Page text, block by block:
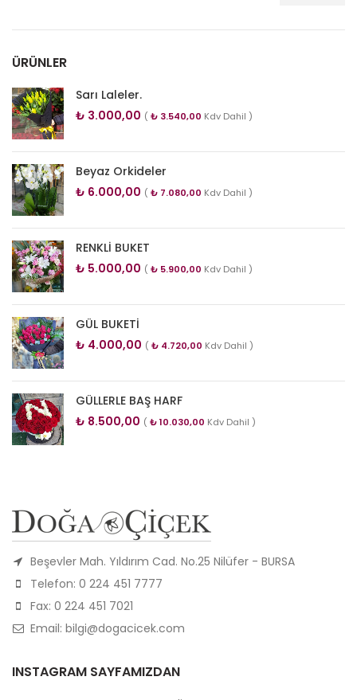
ÜRÜNLER
Sarı Laleler.
₺ 3.000,00 ( ₺ 3.540,00 Kdv Dahil )
Beyaz Orkideler
₺ 6.000,00 ( ₺ 7.080,00 Kdv Dahil )
RENKLİ BUKET
₺ 5.000,00 ( ₺ 5.900,00 Kdv Dahil )
GÜL BUKETİ
₺ 4.000,00 ( ₺ 4.720,00 Kdv Dahil )
GÜLLERLE BAŞ HARF
₺ 8.500,00 ( ₺10.030,00 Kdv Dahil )
Beşevler Mah. Yıldırım Cad. No.25 Nilüfer - BURSA
Telefon: 0 224 451 7777
Fax: 0 224 451 7021
Email: bilgi@dogacicek.com
INSTAGRAM SAYFAMIZDAN